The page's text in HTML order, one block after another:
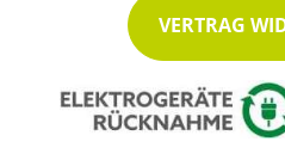
VERTRAG